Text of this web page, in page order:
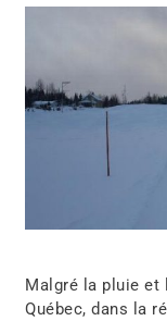
Malgré la pluie et
Québec, dans la